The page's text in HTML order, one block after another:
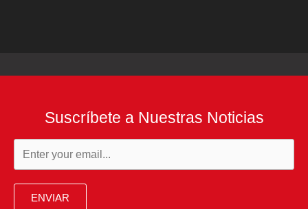
Suscríbete a Nuestras Noticias
ENVIAR